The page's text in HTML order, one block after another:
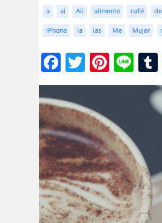
a al Ali alimento café de
iPhone la las Me Mujer
Facebook
Twitter